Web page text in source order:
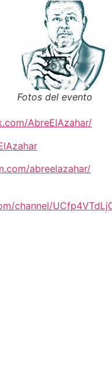
Fotos del evento
AbreElAzahar/
abreelazahar/
channel/